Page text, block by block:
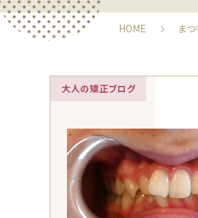
HOME ま
大人の矯正ブログ